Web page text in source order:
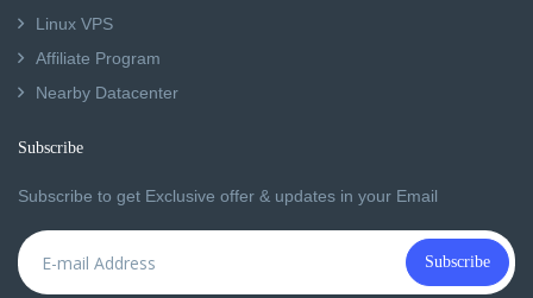
Linux VPS
Affiliate Program
Nearby Datacenter
Subscribe
Subscribe to get Exclusive offer & updates in your Email
Subscribe